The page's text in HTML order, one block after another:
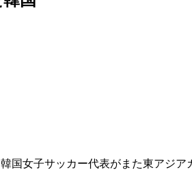
国女子サッカー代表がまた東アジア